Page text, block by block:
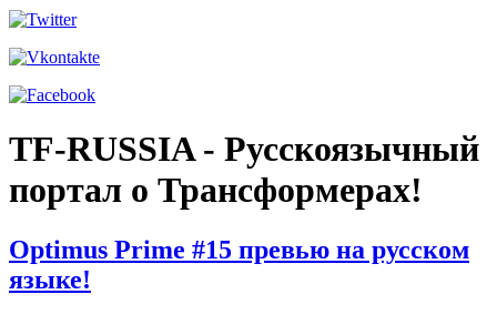
TF-RUSSIA - Русскоязычный
портал о Трансформерах!
Optimus Prime #15 превью на русском
языке!